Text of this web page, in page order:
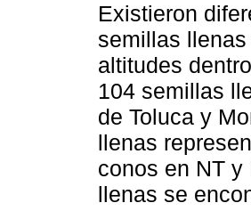
Existieron
semillas llenas
altitudes
104 semillas
de Toluca y
llenas
conos en NT y
llenas se